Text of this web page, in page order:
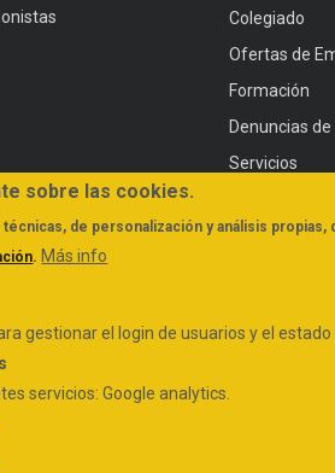
Colegiado
Ofertas de
Formación
Denuncias
Servicios
FAQs
sobre las cookies.
de personalización y análisis
. Más info
gestionar el login de usuarios y el
servicios: Google analytics.